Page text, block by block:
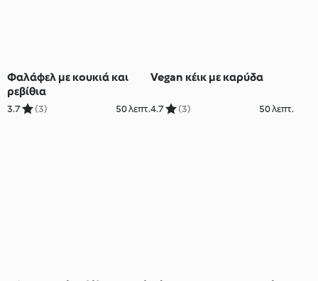
Φαλάφελ με κουκιά και
ρεβίθια
3.7 (3) 50 λεπτ.
Vegan κέικ με καρύδα
4.7 (3) 50 λεπτ.